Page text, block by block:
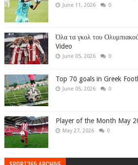
June 11, 2026 0
Όλα τα γκολ του
Video
June 05, 2026 0
Top 70 goals in Greek
June 05, 2026 0
Player of the Month May
May 27, 2026 0